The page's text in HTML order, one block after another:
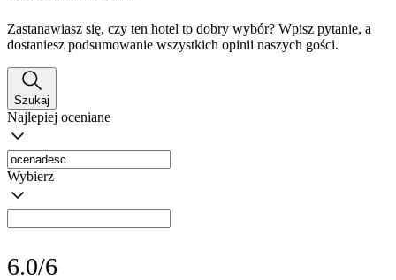
Zastanawiasz się, czy ten hotel to dobry wybór? Wpisz pytanie, a
dostaniesz podsumowanie wszystkich opinii naszych gości.
Szukaj
Najlepiej oceniane
Wybierz
6.0/6